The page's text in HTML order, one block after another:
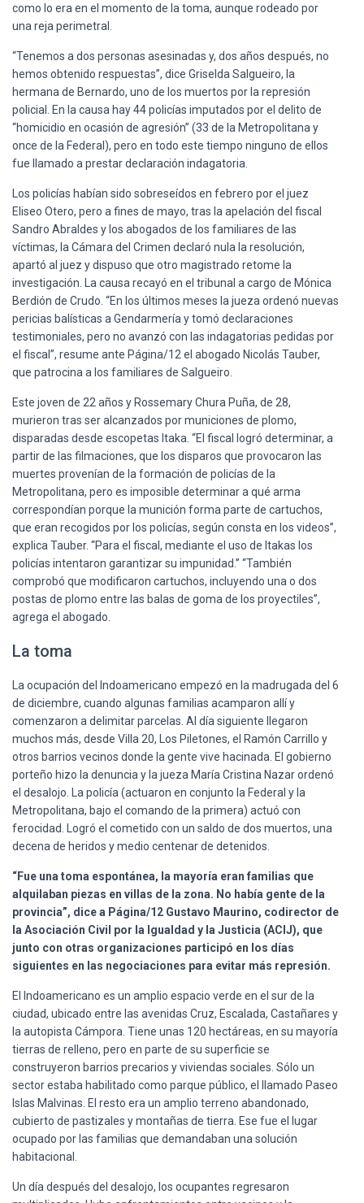
como lo era en el momento de la toma, aunque rodeado por
una reja perimetral.
“Tenemos a dos personas asesinadas y, dos años después, no
hemos obtenido respuestas”, dice Griselda Salgueiro, la
hermana de Bernardo, uno de los muertos por la represión
policial. En la causa hay 44 policías imputados por el delito de
“homicidio en ocasión de agresión” (33 de la Metropolitana y
once de la Federal), pero en todo este tiempo ninguno de ellos
fue llamado a prestar declaración indagatoria.
Los policías habían sido sobreseídos en febrero por el juez
Eliseo Otero, pero a fines de mayo, tras la apelación del fiscal
Sandro Abraldes y los abogados de los familiares de las
víctimas, la Cámara del Crimen declaró nula la resolución,
apartó al juez y dispuso que otro magistrado retome la
investigación. La causa recayó en el tribunal a cargo de Mónica
Berdión de Crudo. “En los últimos meses la jueza ordenó nuevas
pericias balísticas a Gendarmería y tomó declaraciones
testimoniales, pero no avanzó con las indagatorias pedidas por
el fiscal”, resume ante Página/12 el abogado Nicolás Tauber,
que patrocina a los familiares de Salgueiro.
Este joven de 22 años y Rossemary Chura Puña, de 28,
murieron tras ser alcanzados por municiones de plomo,
disparadas desde escopetas Itaka. “El fiscal logró determinar, a
partir de las filmaciones, que los disparos que provocaron las
muertes provenían de la formación de policías de la
Metropolitana, pero es imposible determinar a qué arma
correspondían porque la munición forma parte de cartuchos,
que eran recogidos por los policías, según consta en los videos”,
explica Tauber. “Para el fiscal, mediante el uso de Itakas los
policías intentaron garantizar su impunidad.” “También
comprobó que modificaron cartuchos, incluyendo una o dos
postas de plomo entre las balas de goma de los proyectiles”,
agrega el abogado.
La toma
La ocupación del Indoamericano empezó en la madrugada del 6
de diciembre, cuando algunas familias acamparon allí y
comenzaron a delimitar parcelas. Al día siguiente llegaron
muchos más, desde Villa 20, Los Piletones, el Ramón Carrillo y
otros barrios vecinos donde la gente vive hacinada. El gobierno
porteño hizo la denuncia y la jueza María Cristina Nazar ordenó
el desalojo. La policía (actuaron en conjunto la Federal y la
Metropolitana, bajo el comando de la primera) actuó con
ferocidad. Logró el cometido con un saldo de dos muertos, una
decena de heridos y medio centenar de detenidos.
“Fue una toma espontánea, la mayoría eran familias que
alquilaban piezas en villas de la zona. No había gente de la
provincia”, dice a Página/12 Gustavo Maurino, codirector de
la Asociación Civil por la Igualdad y la Justicia (ACIJ), que
junto con otras organizaciones participó en los días
siguientes en las negociaciones para evitar más represión.
El Indoamericano es un amplio espacio verde en el sur de la
ciudad, ubicado entre las avenidas Cruz, Escalada, Castañares y
la autopista Cámpora. Tiene unas 120 hectáreas, en su mayoría
tierras de relleno, pero en parte de su superficie se
construyeron barrios precarios y viviendas sociales. Sólo un
sector estaba habilitado como parque público, el llamado Paseo
Islas Malvinas. El resto era un amplio terreno abandonado,
cubierto de pastizales y montañas de tierra. Ese fue el lugar
ocupado por las familias que demandaban una solución
habitacional.
Un día después del desalojo, los ocupantes regresaron